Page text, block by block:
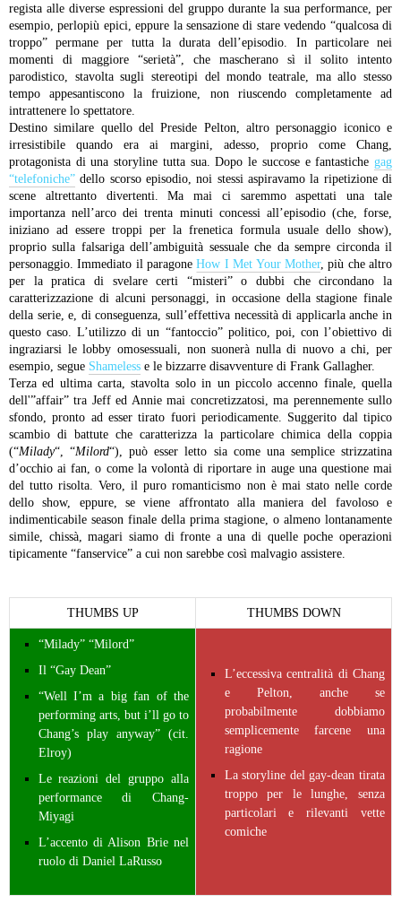
regista alle diverse espressioni del gruppo durante la sua performance, per
esempio, perlopiù epici, eppure la sensazione di stare vedendo “qualcosa di
troppo” permane per tutta la durata dell’episodio. In particolare nei
momenti di maggiore “serietà”, che mascherano sì il solito intento
parodistico, stavolta sugli stereotipi del mondo teatrale, ma allo stesso
tempo appesantiscono la fruizione, non riuscendo completamente ad
intrattenere lo spettatore.
Destino similare quello del Preside Pelton, altro personaggio iconico e
irresistibile quando era ai margini, adesso, proprio come Chang,
protagonista di una storyline tutta sua. Dopo le succose e fantastiche gag
“telefoniche” dello scorso episodio, noi stessi aspiravamo la ripetizione di
scene altrettanto divertenti. Ma mai ci saremmo aspettati una tale
importanza nell’arco dei trenta minuti concessi all’episodio (che, forse,
iniziano ad essere troppi per la frenetica formula usuale dello show),
proprio sulla falsariga dell’ambiguità sessuale che da sempre circonda il
personaggio. Immediato il paragoneHow I Met Your Mother, più che altro
per la pratica di svelare certi “misteri” o dubbi che circondano la
caratterizzazione di alcuni personaggi, in occasione della stagione finale
della serie, e, di conseguenza, sull’effettiva necessità di applicarla anche in
questo caso. L’utilizzo di un “fantoccio” politico, poi, con l’obiettivo di
ingraziarsi le lobby omosessuali, non suonerà nulla di nuovo a chi, per
esempio, segue Shameless e le bizzarre disavventure di Frank Gallagher.
Terza ed ultima carta, stavolta solo in un piccolo accenno finale, quella
dell'”affair” tra Jeff ed Annie mai concretizzatosi, ma perennemente sullo
sfondo, pronto ad esser tirato fuori periodicamente. Suggerito dal tipico
scambio di battute che caratterizza la particolare chimica della coppia
(“Milady“, “Milord“), può esser letto sia come una semplice strizzatina
d’occhio ai fan, o come la volontà di riportare in auge una questione mai
del tutto risolta. Vero, il puro romanticismo non è mai stato nelle corde
dello show, eppure, se viene affrontato alla maniera del favoloso e
indimenticabile season finale della prima stagione, o almeno lontanamente
simile, chissà, magari siamo di fronte a una di quelle poche operazioni
tipicamente “fanservice” a cui non sarebbe così malvagio assistere.
THUMBS UP THUMBS DOWN
“Milady” “Milord”
Il “Gay Dean”
“Well I’m a big fan of the
performing arts, but i’ll go to
Chang’s play anyway” (cit.
Elroy)
Le reazioni del gruppo alla
performance di Chang-
Miyagi
L’accento di Alison Brie nel
ruolo di Daniel LaRusso
L’eccessiva centralità di Chang
e Pelton, anche se
probabilmente dobbiamo
semplicemente farcene una
ragione
La storyline del gay-dean tirata
troppo per le lunghe, senza
particolari e rilevanti vette
comiche